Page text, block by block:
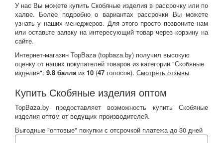
У нас Вы можете купить Скобяные изделия в рассрочку или по
халве. Более подробно о вариантах рассрочки Вы можете
узнать у наших менеджеров. Для этого просто позвоните нам
или оставьте заявку на интересующий товар через корзину на
сайте.
Интернет-магазин TopBaza (topbaza.by) получил высокую
оценку от наших покупателей товаров из категории "Скобяные
изделия": 9.8 баллаиз 10 (47 голосов). Смотреть отзывы
Купить Скобяные изделия оптом
TopBaza.by предоставляет возможность купить Скобяные
изделия оптом от ведущих производителей.
Выгодные "оптовые" покупки с отсрочкой платежа до 30 дней